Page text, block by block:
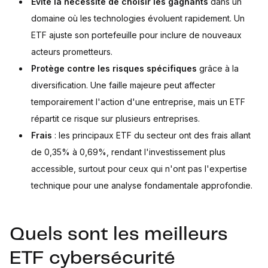
domaine où les technologies évoluent rapidement. Un
ETF ajuste son portefeuille pour inclure de nouveaux
acteurs prometteurs.
Protège contre les risques spécifiques grâce à la
diversification. Une faille majeure peut affecter
temporairement l'action d'une entreprise, mais un ETF
répartit ce risque sur plusieurs entreprises.
Frais : les principaux ETF du secteur ont des frais allant
de 0,35% à 0,69%, rendant l'investissement plus
accessible, surtout pour ceux qui n'ont pas l'expertise
technique pour une analyse fondamentale approfondie.
Quels sont les meilleurs
ETF cybersécurité